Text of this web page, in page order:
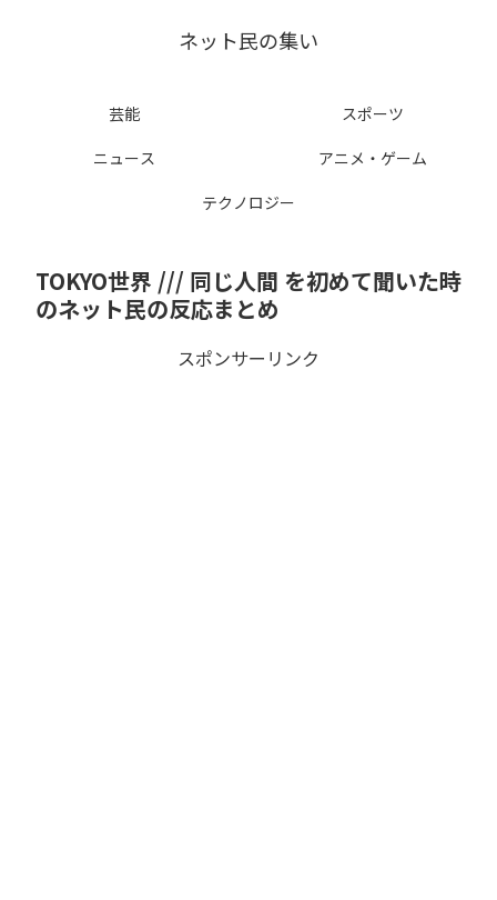
ネット民の集い
芸能
スポーツ
ニュース
アニメ・ゲーム
テクノロジー
TOKYO世界 /// 同じ人間 を初めて聞いた時
のネット民の反応まとめ
スポンサーリンク